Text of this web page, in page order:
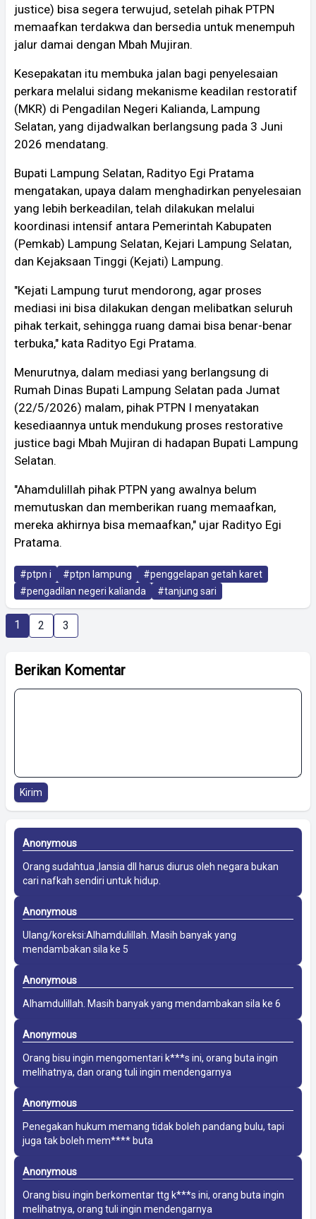
justice) bisa segera terwujud, setelah pihak PTPN
memaafkan terdakwa dan bersedia untuk menempuh
jalur damai dengan Mbah Mujiran.
Kesepakatan itu membuka jalan bagi penyelesaian
perkara melalui sidang mekanisme keadilan restoratif
(MKR) di Pengadilan Negeri Kalianda, Lampung
Selatan, yang dijadwalkan berlangsung pada 3 Juni
2026 mendatang.
Bupati Lampung Selatan, Radityo Egi Pratama
mengatakan, upaya dalam menghadirkan penyelesaian
yang lebih berkeadilan, telah dilakukan melalui
koordinasi intensif antara Pemerintah Kabupaten
(Pemkab) Lampung Selatan, Kejari Lampung Selatan,
dan Kejaksaan Tinggi (Kejati) Lampung.
"Kejati Lampung turut mendorong, agar proses
mediasi ini bisa dilakukan dengan melibatkan seluruh
pihak terkait, sehingga ruang damai bisa benar-benar
terbuka," kata Radityo Egi Pratama.
Menurutnya, dalam mediasi yang berlangsung di
Rumah Dinas Bupati Lampung Selatan pada Jumat
(22/5/2026) malam, pihak PTPN I menyatakan
kesediaannya untuk mendukung proses restorative
justice bagi Mbah Mujiran di hadapan Bupati Lampung
Selatan.
"Ahamdulillah pihak PTPN yang awalnya belum
memutuskan dan memberikan ruang memaafkan,
mereka akhirnya bisa memaafkan," ujar Radityo Egi
Pratama.
#ptpn i #ptpn lampung
#penggelapan getah karet
#pengadilan negeri kalianda
#tanjung sari
1 2 3
Berikan Komentar
Kirim
Anonymous
Orang sudahtua ,lansia dll harus diurus oleh negara bukan
cari nafkah sendiri untuk hidup.
Anonymous
Ulang/koreksi:Alhamdulillah. Masih banyak yang
mendambakan sila ke 5
Anonymous
Alhamdulillah. Masih banyak yang mendambakan sila ke 6
Anonymous
Orang bisu ingin mengomentari k***s ini, orang buta ingin
melihatnya, dan orang tuli ingin mendengarnya
Anonymous
Penegakan hukum memang tidak boleh pandang bulu, tapi
juga tak boleh mem**** buta
Anonymous
Orang bisu ingin berkomentar ttg k***s ini, orang buta ingin
melihatnya, orang tuli ingin mendengarnya